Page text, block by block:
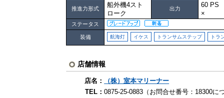
推進力形式
船外機4スト
ローク
出力
60
×
ステータス
装備 航海灯 イケス トランサムステップ トラ
店舗情報
店名：
（株）室本マリーナー
TEL：0875-25-0883（お問合せ番号：18300に